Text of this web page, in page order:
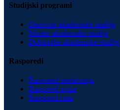
Studijski programi
Osnovne akademske studije
Master akademske studije
Doktorske akademske studije
Rasporedi
Raspored predavanja
Raspored ispita
Raspored rada